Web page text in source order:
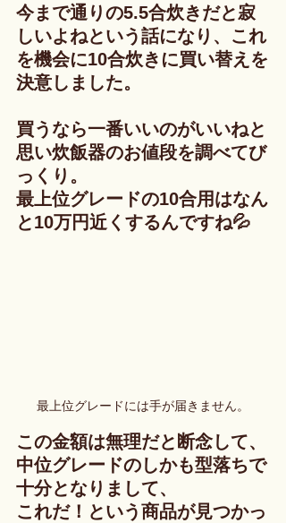
今まで通りの5.5合炊きだと寂
しいよねという話になり、これ
を機会に10合炊きに買い替えを
決意しました。
買うなら一番いいのがいいねと
思い炊飯器のお値段を調べてび
っくり。
最上位グレードの10合用はなん
と10万円近くするんですね💦
最上位グレードには手が届きません。
この金額は無理だと断念して、
中位グレードのしかも型落ちで
十分となりまして、
これだ！という商品が見つかっ